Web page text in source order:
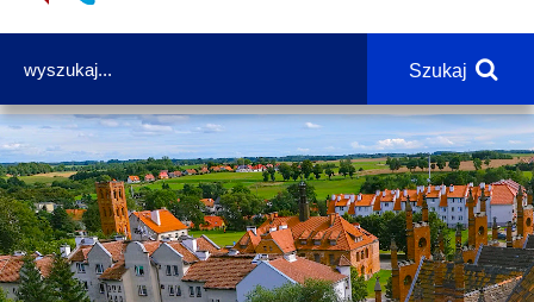
Szukaj